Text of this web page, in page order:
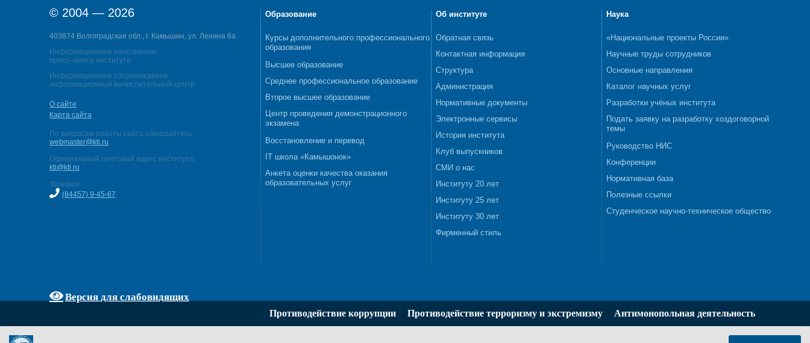
© 2004 — 2026
403874 Волгоградская обл., г. Камышин, ул. Ленина 6а
Информационное наполнение:
пресс–центр института
Информационное сопровождение:
информационный вычислительный центр
О сайте
Карта сайта
По вопросам работы сайта обращайтесь:
webmaster@kti.ru
Официальный почтовый адрес института:
kti@kti.ru
Телефон:
(84457) 9-45-67
Версия для слабовидящих
Образование
Курсы дополнительного профессионального
образования
Высшее образование
Среднее профессиональное образование
Второе высшее образование
Центр проведения демонстрационного
экзамена
Восстановление и перевод
IT школа «Камышонок»
Анкета оценки качества оказания
образовательных услуг
Об институте
Обратная связь
Контактная информация
Структура
Администрация
Нормативные документы
Электронные сервисы
История института
Клуб выпускников
СМИ о нас
Институту 20 лет
Институту 25 лет
Институту 30 лет
Фирменный стиль
Наука
«Национальные проекты России»
Научные труды сотрудников
Основные направления
Каталог научных услуг
Разработки учёных института
Подать заявку на разработку хоздоговорной
темы
Руководство НИС
Конференции
Нормативная база
Полезные ссылки
Студенческое научно-техническое общество
Противодействие коррупции Противодействие терроризму и экстремизму Антимонопольная деятельность